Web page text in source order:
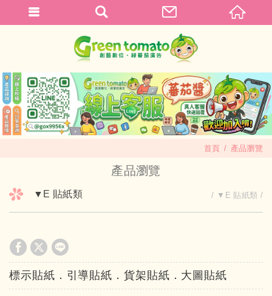
產品瀏覽
首頁 產品瀏覽
▼E 貼紙類 ▼E 貼紙類
標示貼紙．引導貼紙．貨架貼紙．大圖貼紙